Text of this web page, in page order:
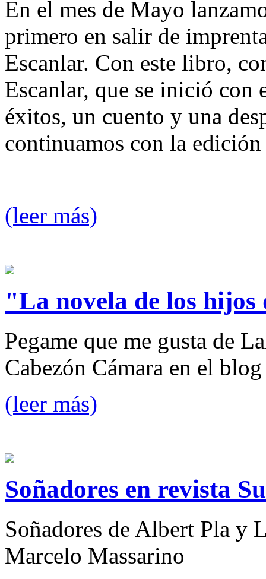
En el mes de Mayo
primero en salir de
Escanlar. Con este libro,
Escanlar, que se inició con
éxitos, un cuento y una
continuamos con la
(leer más)
"La novela de los hijos
Pegame que me gusta de
Cabezón Cámara en el
(leer más)
Soñadores en revista
Soñadores de Albert Pla y
Marcelo Massarino